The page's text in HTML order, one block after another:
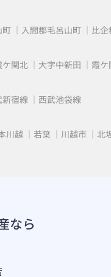
町 入間郡毛呂山町 比
ケ関北 大字中新田 霞ケ
新宿線 西武池袋線
川越 若葉 川越市 北
なら